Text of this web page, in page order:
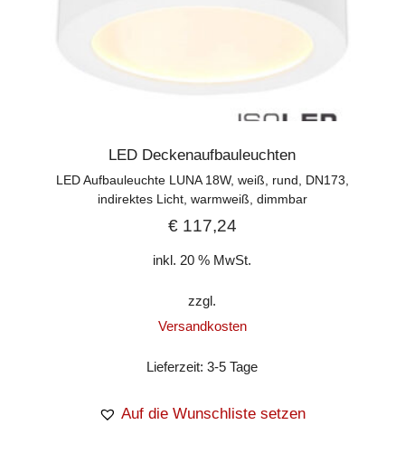
LED Deckenaufbauleuchten
LED Aufbauleuchte LUNA 18W, weiß, rund, DN173,
indirektes Licht, warmweiß, dimmbar
€117,24
inkl. 20 % MwSt.
zzgl.
Versandkosten
Lieferzeit:3-5 Tage
Auf die Wunschliste setzen